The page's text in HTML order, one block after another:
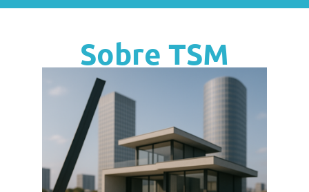
Sobre TSM